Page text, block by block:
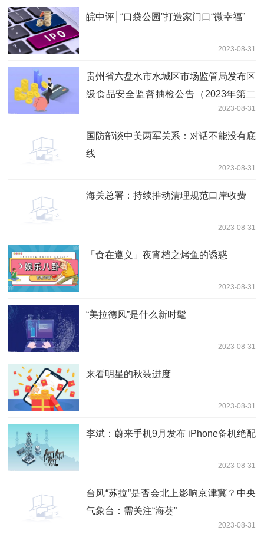
皖中评│“口袋公园”打造家门口“微幸福”
2023-08-31
贵州省六盘水市水城区市场监管局发布区
级食品安全监督抽检公告（2023年第二
2023-08-31
国防部谈中美两军关系：对话不能没有底
线
2023-08-31
海关总署：持续推动清理规范口岸收费
2023-08-31
「食在遵义」夜宵档之烤鱼的诱惑
2023-08-31
“美拉德风”是什么新时髦
2023-08-31
来看明星的秋装进度
2023-08-31
李斌：蔚来手机9月发布 iPhone备机绝配
2023-08-31
台风“苏拉”是否会北上影响京津冀？中央
气象台：需关注“海葵”
2023-08-31